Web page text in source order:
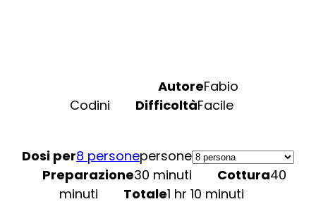
AutoreFabio
Codini
DifficoltàFacile
Dosi per8 personepersone
Preparazione30 minuti Cottura40
minuti
Totale1 hr 10 minuti